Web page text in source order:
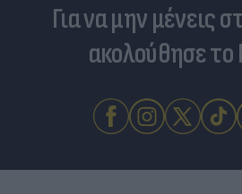
Για να μην μένεις
ακολούθησε το